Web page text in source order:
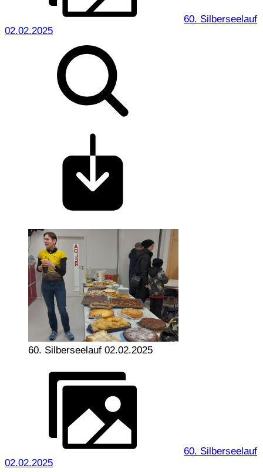
60. Silberseelauf
02.02.2025
60. Silberseelauf 02.02.2025
60. Silberseelauf
02.02.2025